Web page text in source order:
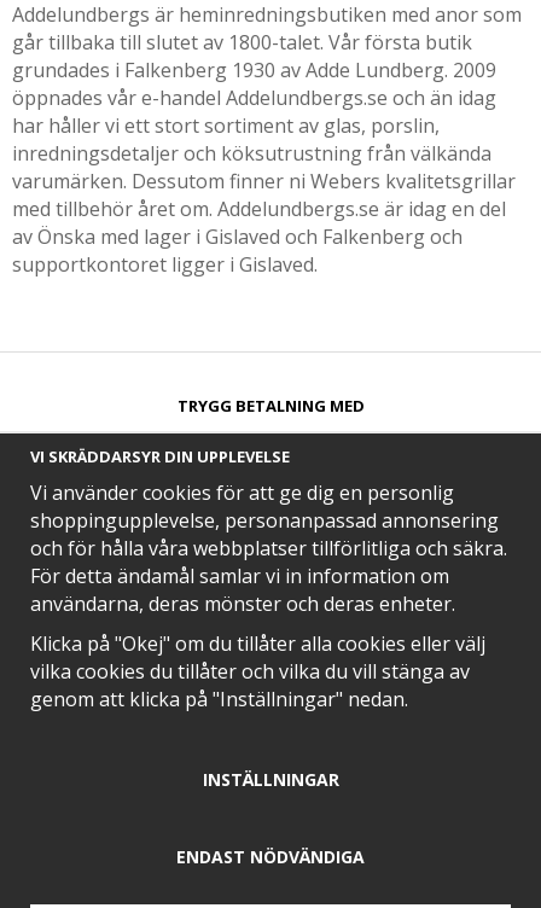
Addelundbergs är heminredningsbutiken med anor som
går tillbaka till slutet av 1800-talet. Vår första butik
grundades i Falkenberg 1930 av Adde Lundberg. 2009
öppnades vår e-handel Addelundbergs.se och än idag
har håller vi ett stort sortiment av glas, porslin,
inredningsdetaljer och köksutrustning från välkända
varumärken. Dessutom finner ni Webers kvalitetsgrillar
med tillbehör året om. Addelundbergs.se är idag en del
av Önska med lager i Gislaved och Falkenberg och
supportkontoret ligger i Gislaved.
TRYGG BETALNING MED​
SNABB LEVERANS MED
EN DEL AV
VI SKRÄDDARSYR DIN UPPLEVELSE
Vi använder cookies för att ge dig en personlig
shoppingupplevelse, personanpassad annonsering
och för hålla våra webbplatser tillförlitliga och säkra.
För detta ändamål samlar vi in information om
användarna, deras mönster och deras enheter.
Klicka på "Okej" om du tillåter alla cookies eller välj
vilka cookies du tillåter och vilka du vill stänga av
genom att klicka på "Inställningar" nedan.
INSTÄLLNINGAR
ENDAST NÖDVÄNDIGA